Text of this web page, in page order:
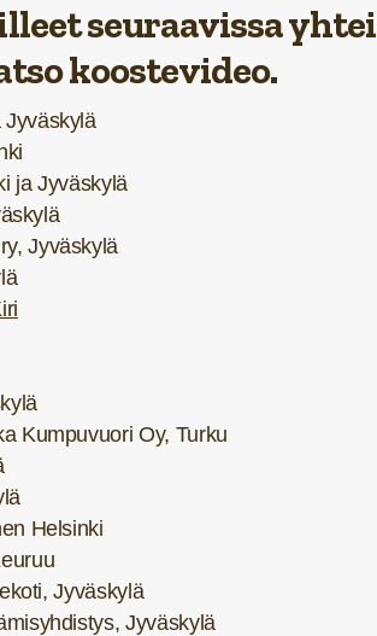
seuraavissa
koostevideo.
Jyväskylä
ja Jyväskylä
Jyväskylä
Kumpuvuori Oy, Turku
Helsinki
Jyväskylä
Jyväskylä